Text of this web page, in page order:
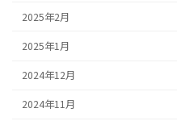
2025年2月
2025年1月
2024年12月
2024年11月